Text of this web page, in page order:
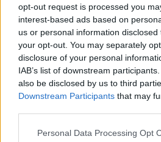
opt-out request is processed you
interest-based ads based on
us or personal information
your opt-out. You may separately
disclosure of your personal
IAB’s list of downstream
also be disclosed by us to third
Downstream Participants that may
Please note that this website/app
Personal Data Processing Opt
Wynik meczu Karpaty Klimkówka vs
Po zakończeniu spotkania
spotkania, a także dane meczowe, jeśli są
Pełny harmonogram rozgrywek
Okręgowa - terminarz.
Informacje o składach i strzelcach
W miarę dostępności danych,
aktualizujemy zależnie od poziomu ligi i
Śledź mecze swojej drużyny